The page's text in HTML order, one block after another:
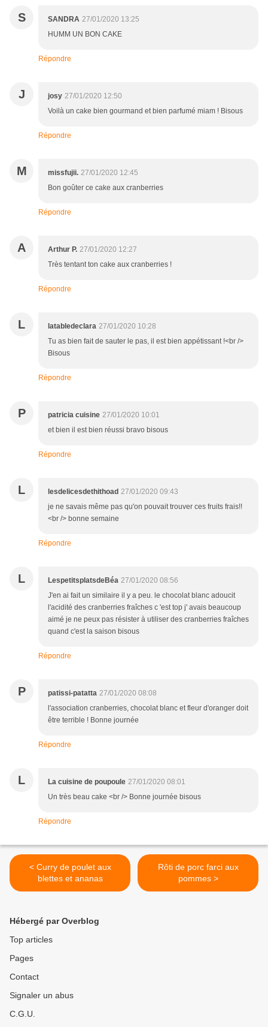
S SANDRA 27/01/2020 13:25
HUMM UN BON CAKE
Répondre
J josy 27/01/2020 12:50
Voilà un cake bien gourmand et bien parfumé miam ! Bisous
Répondre
M missfujii. 27/01/2020 12:45
Bon goûter ce cake aux cranberries
Répondre
A Arthur P. 27/01/2020 12:27
Très tentant ton cake aux cranberries !
Répondre
L latabledeclara 27/01/2020 10:28
Tu as bien fait de sauter le pas, il est bien appétissant !<br />
Bisous
Répondre
P patricia cuisine 27/01/2020 10:01
et bien il est bien réussi bravo bisous
Répondre
L lesdelicesdethithoad 27/01/2020 09:43
je ne savais même pas qu'on pouvait trouver ces fruits frais!!
<br /> bonne semaine
Répondre
L LespetitsplatsdeBéa 27/01/2020 08:56
J'en ai fait un similaire il y a peu. le chocolat blanc adoucit
l'acidité des cranberries fraîches c 'est top j' avais beaucoup
aimé je ne peux pas résister à utiliser des cranberries fraîches
quand c'est la saison bisous
Répondre
P patissi-patatta 27/01/2020 08:08
l'association cranberries, chocolat blanc et fleur d'oranger doit
être terrible ! Bonne journée
Répondre
L La cuisine de poupoule 27/01/2020 08:01
Un très beau cake <br /> Bonne journée bisous
Répondre
< Curry de poulet aux
blettes et ananas
Rôti de porc farci aux
pommes >
Hébergé par Overblog
Top articles
Pages
Contact
Signaler un abus
C.G.U.